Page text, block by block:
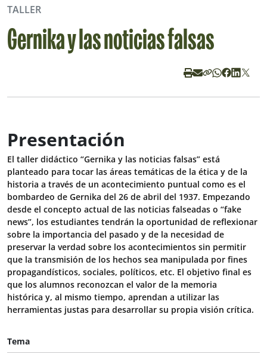
TALLER
Gernika y las noticias falsas
Presentación
El taller didáctico “Gernika y las noticias falsas” está
planteado para tocar las áreas temáticas de la ética y de la
historia a través de un acontecimiento puntual como es el
bombardeo de Gernika del 26 de abril del 1937. Empezando
desde el concepto actual de las noticias falseadas o “fake
news”, los estudiantes tendrán la oportunidad de reflexionar
sobre la importancia del pasado y de la necesidad de
preservar la verdad sobre los acontecimientos sin permitir
que la transmisión de los hechos sea manipulada por fines
propagandísticos, sociales, políticos, etc. El objetivo final es
que los alumnos reconozcan el valor de la memoria
histórica y, al mismo tiempo, aprendan a utilizar las
herramientas justas para desarrollar su propia visión crítica.
Tema